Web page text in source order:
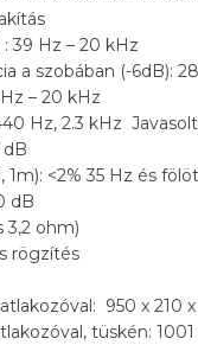
39 Hz – 20 kHz
a szobában (-6dB):
– 20 kHz
Hz, 2.3 kHz
dB
<2% 35 Hz és
dB
3,2 ohm)
rögzítés
950 x 210
tüskén: 1001